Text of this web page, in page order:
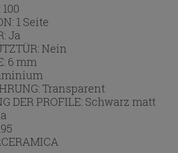
100
1 Seite
Ja
Nein
6 mm
Transparent
DER PROFILE: Schwarz matt